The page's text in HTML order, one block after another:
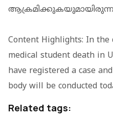
Content Highlights: In the
medical student death in
have registered a case
body will be conducted
Related tags: